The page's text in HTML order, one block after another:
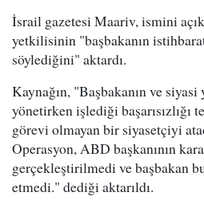
İsrail gazetesi Maariv, ismini
yetkilisinin "başbakanın
söylediğini" aktardı.
Kaynağın, "Başbakanın ve siyasi
yönetirken işlediği başarısızlığı
görevi olmayan bir siyasetçiyi
Operasyon, ABD başkanının
gerçekleştirilmedi ve başbakan
etmedi." dediği aktarıldı.